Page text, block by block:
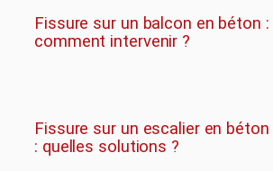
Fissure sur un balcon en béton :
comment intervenir ?
Fissure sur un escalier en béton
: quelles solutions ?